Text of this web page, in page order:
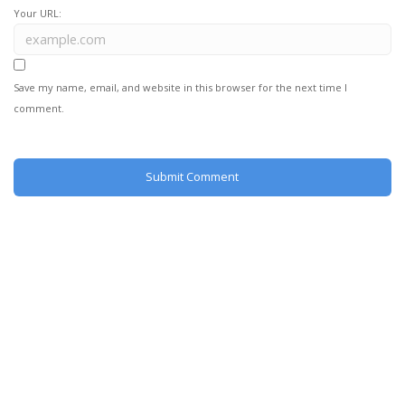
Your URL:
Save my name, email, and website in this browser for the next time I
comment.